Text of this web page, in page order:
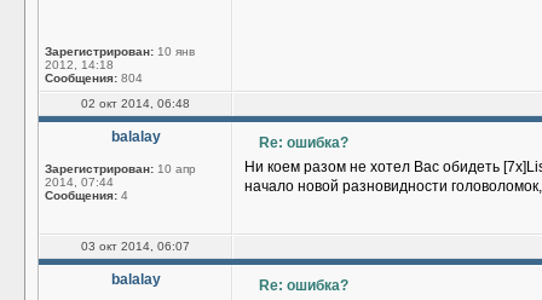
Зарегистрирован: 10 янв
2012, 14:18
Сообщения: 804
02 окт 2014, 06:48
balalay
Зарегистрирован: 10 апр
2014, 07:44
Сообщения: 4
Re: ошибка?
Ни коем разом не хотел Вас обидеть
начало новой разновидности
03 окт 2014, 06:07
balalay
Re: ошибка?